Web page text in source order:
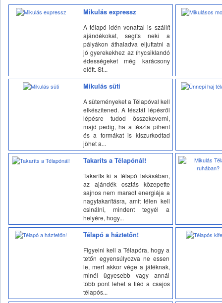
Mikulás expressz
A télapó idén vonattal is szállít
ajándékokat, segíts neki a
pályákon áthaladva eljuttatni a
jó gyerekekhez az ínycsiklandó
édességeket még karácsony
előtt. St...
Mikulás süti
A süteményeket a Télapóval kell
elkészítened. A tésztát lépésről
lépésre tudod összekeverni,
majd pedig, ha a tészta pihent
és a formákat is kiszurkodtad
jöhet a...
Takaríts a Télapónál!
Takaríts ki a télapó lakásában,
az ajándék osztás közepette
sajnos nem maradt energiája a
nagytakarításra, amit télen kell
csinálni, mindent tegyél a
helyére, hogy...
Télapó a háztetőn!
Figyelni kell a Télapóra, hogy a
tetőn egyensúlyozva ne essen
le, mert akkor vége a játéknak,
minél ügyesebb vagy annál
több pont lehet a tiéd a csajos
télapós...